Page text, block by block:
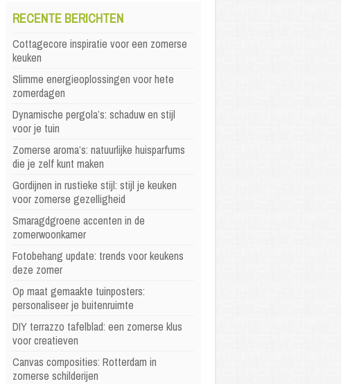
RECENTE BERICHTEN
Cottagecore inspiratie voor een zomerse
keuken
Slimme energieoplossingen voor hete
zomerdagen
Dynamische pergola’s: schaduw en stijl
voor je tuin
Zomerse aroma’s: natuurlijke huisparfums
die je zelf kunt maken
Gordijnen in rustieke stijl: stijl je keuken
voor zomerse gezelligheid
Smaragdgroene accenten in de
zomerwoonkamer
Fotobehang update: trends voor keukens
deze zomer
Op maat gemaakte tuinposters:
personaliseer je buitenruimte
DIY terrazzo tafelblad: een zomerse klus
voor creatieven
Canvas composities: Rotterdam in
zomerse schilderijen